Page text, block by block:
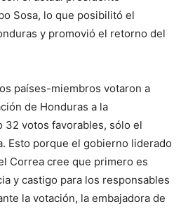
Sosa, lo que posibilitó el
y promovió el retorno del
países-miembros votaron a
de Honduras a la
32 votos favorables, sólo el
Esto porque el gobierno liderado
Correa cree que primero es
y castigo para los responsables
la votación, la embajadora de